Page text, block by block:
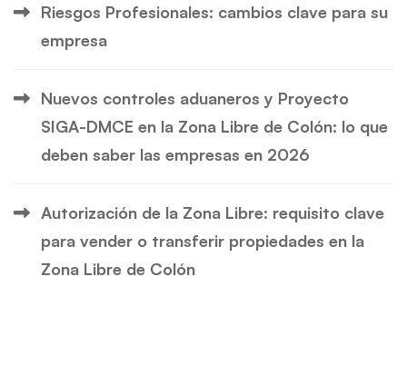
Riesgos Profesionales: cambios clave para su
empresa
Nuevos controles aduaneros y Proyecto
SIGA-DMCE en la Zona Libre de Colón: lo que
deben saber las empresas en 2026
Autorización de la Zona Libre: requisito clave
para vender o transferir propiedades en la
Zona Libre de Colón